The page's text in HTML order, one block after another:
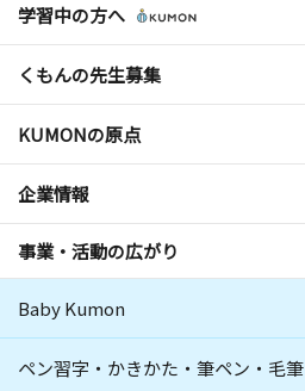
学習中の方へ
くもんの先生募集
KUMONの原点
企業情報
事業・活動の広がり
Baby Kumon
ペン習字・かきかた・筆ペン・毛筆